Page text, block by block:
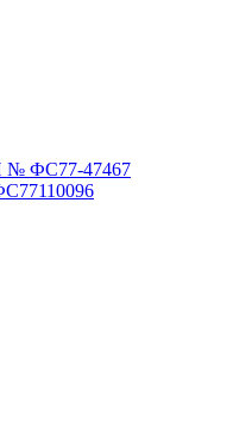
№ ФС77-47467